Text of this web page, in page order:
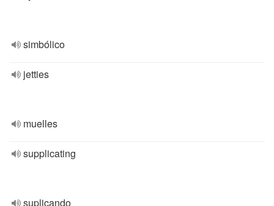
simbólico
jetties
muelles
supplicating
suplicando